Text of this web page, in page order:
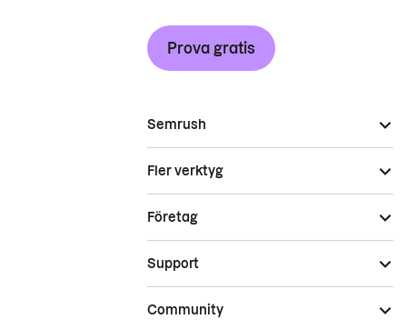
Prova gratis
Semrush
Fler verktyg
Företag
Support
Community